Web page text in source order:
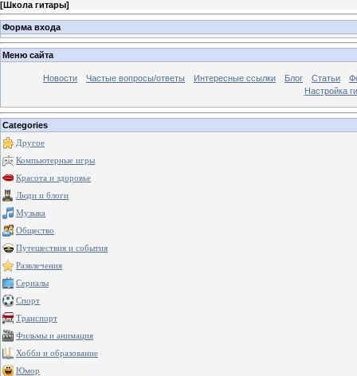
[Школа гитары]
Форма входа
Меню сайта
Новости Частые вопросы/ответы Интересные ссылки Блог Статьи
Настройка
Categories
Другое
Компьютерные игры
Красота и здоровье
Люди и блоги
Музыка
Общество
Путешествия и события
Развлечения
Сериалы
Спорт
Транспорт
Фильмы и анимация
Хобби и образование
Юмор